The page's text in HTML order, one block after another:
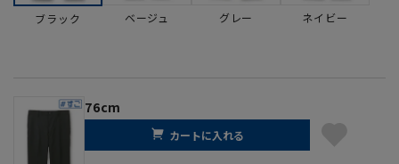
ブラック ベージュ グレー ネイビー
76cm
カートに入れる